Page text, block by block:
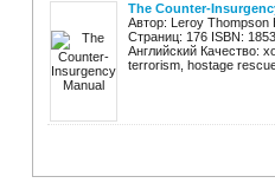
The Counter-
Автор: Leroy Thompson
Страниц: 176 ISBN:
Английский Качество:
terrorism, hostage